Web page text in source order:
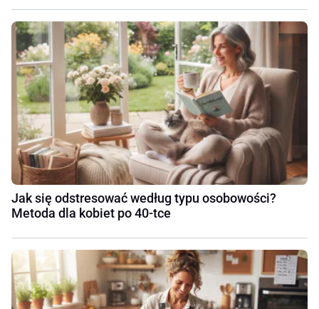
Jak się odstresować według typu osobowości?
Metoda dla kobiet po 40-tce